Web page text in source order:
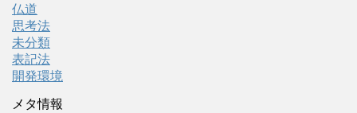
仏道
思考法
未分類
表記法
開発環境
メタ情報